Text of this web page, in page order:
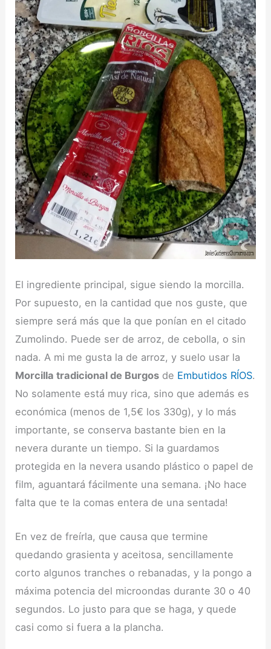
El ingrediente principal, sigue siendo la morcilla.
Por supuesto, en la cantidad que nos guste, que
siempre será más que la que ponían en el citado
Zumolindo. Puede ser de arroz, de cebolla, o sin
nada. A mi me gusta la de arroz, y suelo usar la
Morcilla tradicional de Burgos de Embutidos RÍOS.
No solamente está muy rica, sino que además es
económica (menos de 1,5€ los 330g), y lo más
importante, se conserva bastante bien en la
nevera durante un tiempo. Si la guardamos
protegida en la nevera usando plástico o papel de
film, aguantará fácilmente una semana. ¡No hace
falta que te la comas entera de una sentada!
En vez de freírla, que causa que termine
quedando grasienta y aceitosa, sencillamente
corto algunos tranches o rebanadas, y la pongo a
máxima potencia del microondas durante 30 o 40
segundos. Lo justo para que se haga, y quede
casi como si fuera a la plancha.